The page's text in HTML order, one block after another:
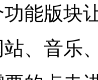
能版块
、音乐